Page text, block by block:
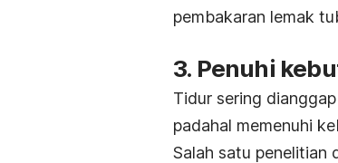
pembakaran lemak
3. Penuhi
Tidur sering
padahal memenuhi
Salah satu penelitian